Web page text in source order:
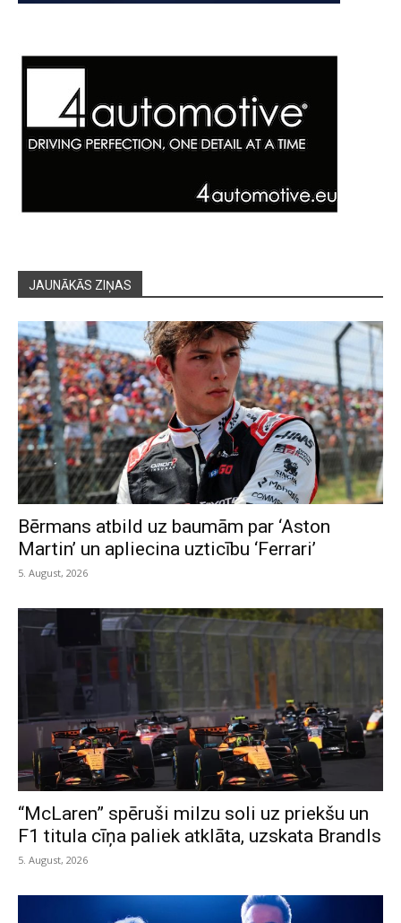
JAUNĀKĀS ZIŅAS
Bērmans atbild uz baumām par ‘Aston
Martin’ un apliecina uzticību ‘Ferrari’
5. August, 2026
“McLaren” spēruši milzu soli uz priekšu un
F1 titula cīņa paliek atklāta, uzskata Brandls
5. August, 2026